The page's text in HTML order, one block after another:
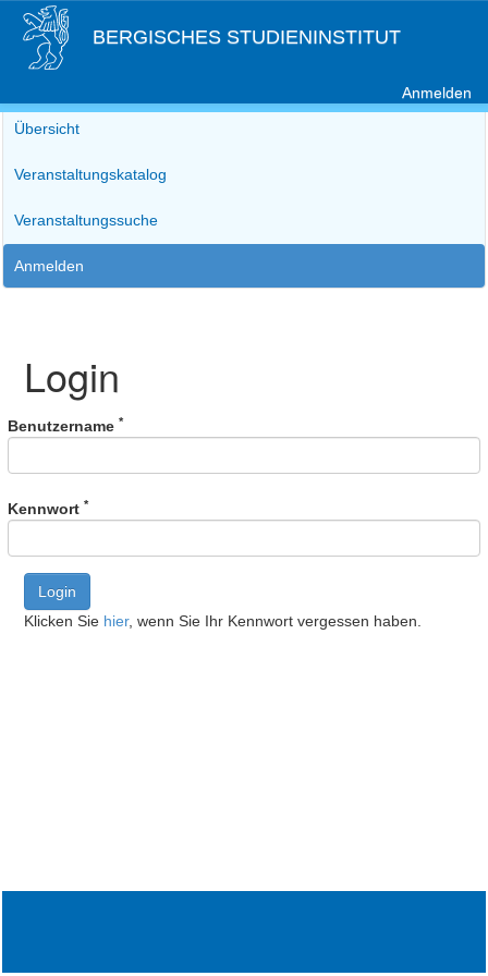
BERGISCHES STUDIENINSTITUT
Anmelden
Übersicht
Veranstaltungskatalog
Veranstaltungssuche
Anmelden
Login
Benutzername*
Kennwort*
Login
Klicken Sie hier, wenn Sie Ihr Kennwort vergessen haben.